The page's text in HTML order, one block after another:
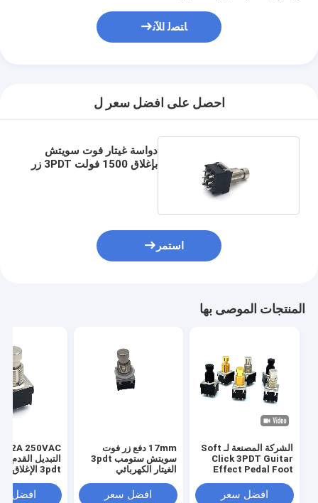
ﺎﺘﺼﻟ ﺍﻶﻧ
احصل على افضل سعر ل
دواسة غيتار فوت سويتش
بإغلاق 1500 فولت 3PDT زر
استمر
المنتجات الموصى بها
الشركة المصنعة لـ Soft
Click 3PDT Guitar
Effect Pedal Foot
Foot Switch Push
افضل سعر
17mm دفع زر فوت
سويتش ستومب 3pdt
الغيتار الكهربائي
افضل سعر
3pdt الإغلاق
افضل